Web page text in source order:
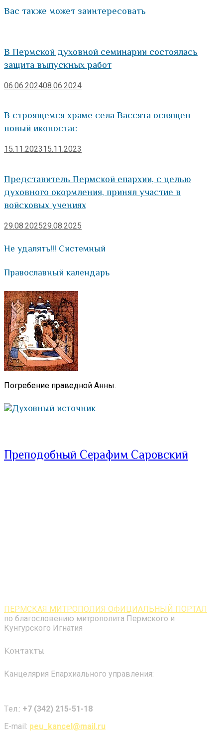
Вас также может заинтересовать
В Пермской духовной семинарии состоялась
защита выпускных работ
06.06.202408.06.2024
В строящемся храме села Вассята освящен
новый иконостас
15.11.202315.11.2023
Представитель Пермской епархии, с целью
духовного окормления, принял участие в
войсковых учениях
29.08.202529.08.2025
Не удалять!!! Системный
Православный календарь
Погребение праведной Анны.
Духовный источник
Преподобный Серафим Саровский
ПЕРМСКАЯ МИТРОПОЛИЯ ОФИЦИАЛЬНЫЙ ПОРТАЛ
по благословению митрополита Пермского и
Кунгурского Игнатия
Контакты
Канцелярия Епархиального управления:
Tел.: +7 (342) 215-51-18
E-mail: peu_kancel@mail.ru